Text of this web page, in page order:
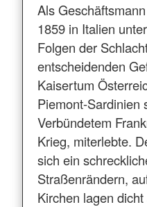
Als
1859 in Italien
Folgen der
entscheidenden
Kaisertum
Piemont-Sardinien
Verbündetem
Krieg, miterlebte.
sich ein
Straßenrändern,
Kirchen lagen